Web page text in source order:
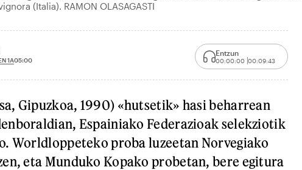
(Italia). RAMON OLASAGASTI
1A05:00
Entzun
00:00:00 00:09:43
Gipuzkoa, 1990) «hutsetik» hasi beharrean
Espainiako Federazioak selekziotik
Worldloppeteko proba luzeetan Norvegiako
eta Munduko Kopako probetan, bere egitura